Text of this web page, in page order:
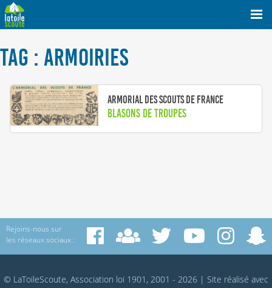
TAG : ARMOIRIES
Armorial des Scouts de France
Blasons de Troupes
Rejoins-nous sur
les réseaux sociaux :
© LaToileScoute, Association loi 1901, 2001 - 2026 | Site réalisé avec